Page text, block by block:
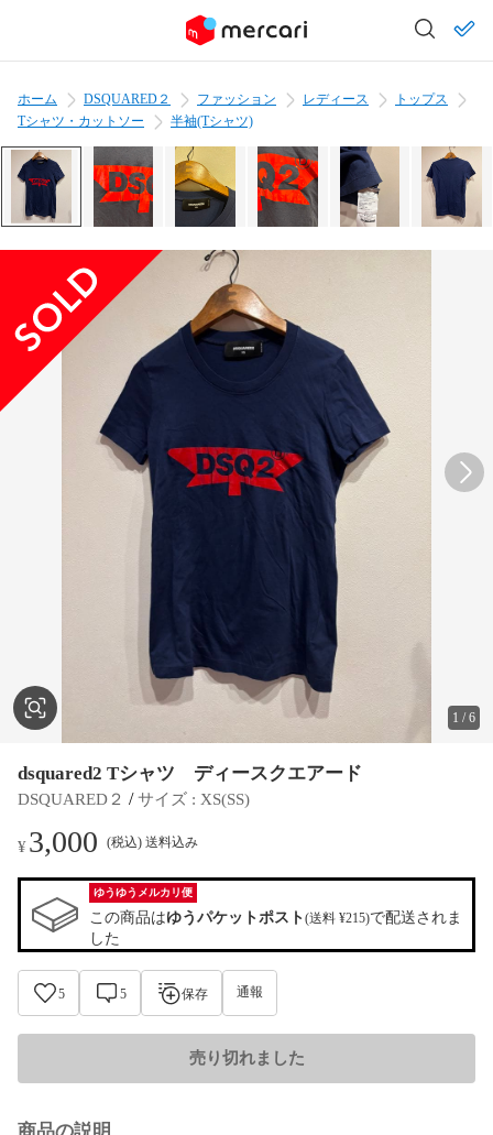
ホーム DSQUARED２ ファッション レディース
トップス
Tシャツ・カットソー
半袖(Tシャツ)
1 /6
dsquared2 Tシャツ ディースクエアード
DSQUARED２ / サイズ : XS(SS)
¥3,000 (税込) 送料込み
ゆうゆうメルカリ便
この商品はゆうパケットポスト(送料 ¥215)で配送されま
した
5 5 保存 通報
売り切れました
商品の説明